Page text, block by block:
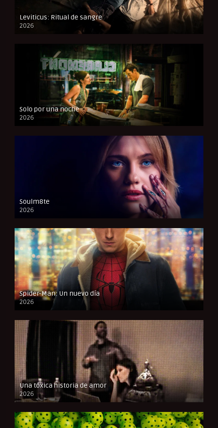
Leviticus: Ritual de sangre
2026
FULL HD
Solo por una noche
2026
CAM
Soulm8te
2026
FULL HD
Spider-Man: Un nuevo día
2026
CAM
Una tóxica historia de amor
2026
FULL HD